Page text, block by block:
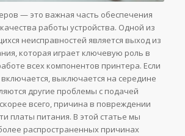
— это важная часть обеспечения
работы устройства. Одной из
неисправностей является выход из
которая играет ключевую роль в
всех компонентов принтера. Если
выключается на середине
другие проблемы с подачей
всего, причина в повреждении
платы питания. В этой статье мы
распространенных причинах